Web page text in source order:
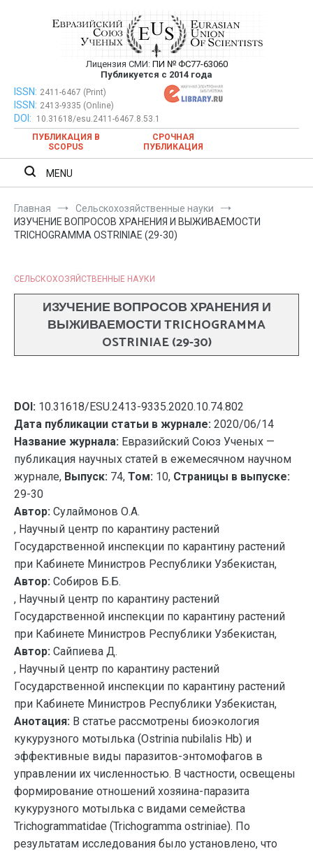
Евразийский Союз Ученых —
публикация научных статей в
ежемесячном научном журнале
Лицензия СМИ: ПИ № ФС77-63060
Публикуется с 2014 года
Евразийский Союз Ученых — публикация научных статей в
ежемесячном научном журнале
ISSN: 2411-6467 (Print)
ISSN: 2413-9335 (Online)
DOI:
10.31618/esu.2411-6467.8.53.1
ПУБЛИКАЦИЯ В
SCOPUS
СРОЧНАЯ
ПУБЛИКАЦИЯ
MENU
Главная
Сельскохозяйственные науки
ИЗУЧЕНИЕ ВОПРОСОВ ХРАНЕНИЯ И ВЫЖИВАЕМОСТИ
TRICHOGRAMMA OSTRINIAE (29-30)
СЕЛЬСКОХОЗЯЙСТВЕННЫЕ НАУКИ
ИЗУЧЕНИЕ ВОПРОСОВ ХРАНЕНИЯ И
ВЫЖИВАЕМОСТИ TRICHOGRAMMA
OSTRINIAE (29-30)
DOI: 10.31618/ESU.2413-9335.2020.10.74.802
Дата публикации статьи в журнале: 2020/06/14
Название журнала: Евразийский Союз Ученых —
публикация научных статей в ежемесячном научном
журнале, Выпуск: 74, Том: 10, Страницы в выпуске:
29-30
Автор: Сулаймонов О.А.
, Научный центр по карантину растений
Государственной инспекции по карантину растений
при Кабинете Министров Республики Узбекистан,
Автор: Собиров Б.Б.
, Научный центр по карантину растений
Государственной инспекции по карантину растений
при Кабинете Министров Республики Узбекистан,
Автор: Сайпиева Д.
, Научный центр по карантину растений
Государственной инспекции по карантину растений
при Кабинете Министров Республики Узбекистан,
Анотация: В статье рассмотрены биоэкология
кукурузного мотылька (Ostrinia nubilalis Hb) и
эффективные виды паразитов-энтомофагов в
управлении их численностью. В частности, освещены
формирование отношений хозяина-паразита
кукурузного мотылька с видами семейства
Trichogrammatidae (Trichogramma ostriniae). По
результатам исследования было установлено, что